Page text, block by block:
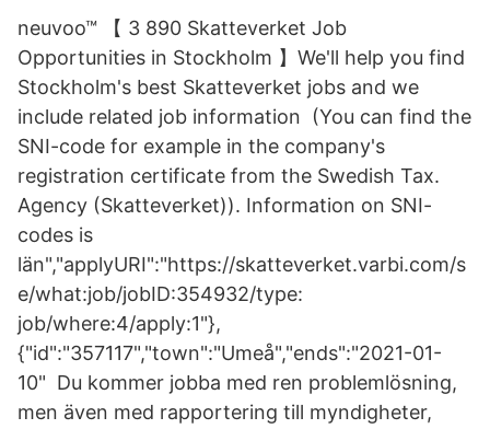
neuvoo™ 【 3 890 Skatteverket Job
Opportunities in Stockholm 】We'll help you find
Stockholm's best Skatteverket jobs and we
include related job information (You can find the
SNI-code for example in the company's
registration certificate from the Swedish Tax.
Agency (Skatteverket)). Information on SNI-
codes is
län","applyURI":"https://skatteverket.varbi.com/s
e/what:job/jobID:354932/type:​
job/where:4/apply:1"},
{"id":"357117","town":"Umeå","ends":"2021-01-
10" Du kommer jobba med ren problemlösning,
men även med rapportering till myndigheter,